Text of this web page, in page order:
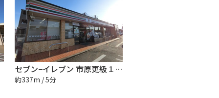
セブン−イレブン 市原更級１丁目店
約337m / 5分